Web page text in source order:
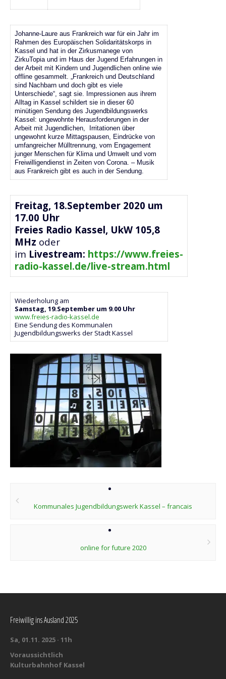
Johanne-Laure aus Frankreich war für ein Jahr im
Rahmen des Europäischen Solidaritätskorps in
Kassel und hat in der Zirkusmanege von
ZirkuTopia und im Haus der Jugend Erfahrungen in
der Arbeit mit Kindern und Jugendlichen online wie
offline gesammelt. „Frankreich und Deutschland
sind Nachbarn und doch gibt es viele
Unterschiede“, sagt sie. Impressionen aus ihrem
Alltag in Kassel schildert sie in dieser 60
minütigen Sendung des Jugendbildungswerks
Kassel: ungewohnte Herausforderungen in der
Arbeit mit Jugendlichen, Irritationen über
ungewohnt kurze Mittagspausen, Eindrücke von
umfangreicher Mülltrennung, vom Engagement
junger Menschen für Klima und Umwelt und vom
Freiwilligendienst in Zeiten von Corona. – Musik
aus Frankreich gibt es auch in der Sendung.
Freitag, 18.September 2020 um
17.00 Uhr
Freies Radio Kassel, UkW 105,8
MHz oder
im Livestream: https://www.freies-
radio-kassel.de/live-stream.html
Wiederholung am
Samstag, 19.September um 9.00 Uhr
www.freies-radio-kassel.de
Eine Sendung des Kommunalen
Jugendbildungswerks der Stadt Kassel
navigation
Kommunales Jugendbildungswerk Kassel – francais
online for future 2020
Freiwillig ins Ausland 2025
Sa, 01.11. 2025 · 11h
Voraussichtlich
Kulturbahnhof Kassel